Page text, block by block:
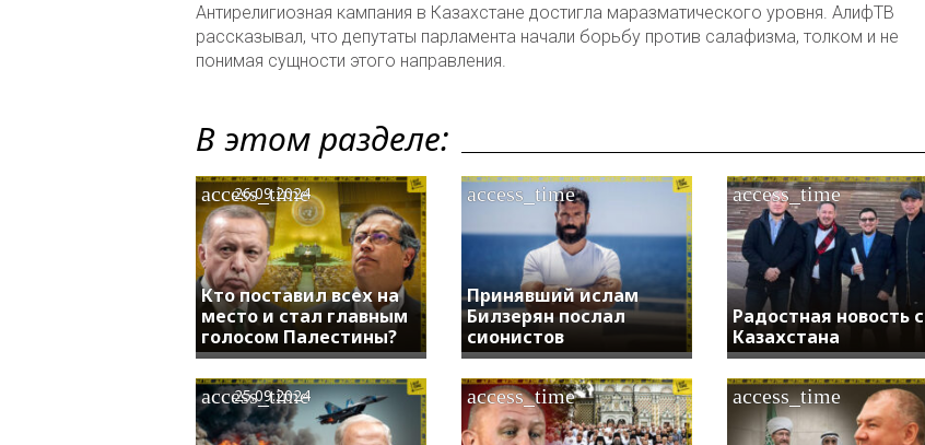
Антирелигиозная кампания в Казахстане достигла маразматического уровня. АлифТВ
рассказывал, что депутаты парламента начали борьбу против салафизма, толком и не
понимая сущности этого направления.
В этом разделе:
Кто поставил всех на
место и стал главным
голосом Палестины?
access_time
26.09.2024
Принявший ислам
Билзерян послал
сионистов
access_time
Радостная новость с
Казахстана
access_time
access_time
25.09.2024 access_time access_time